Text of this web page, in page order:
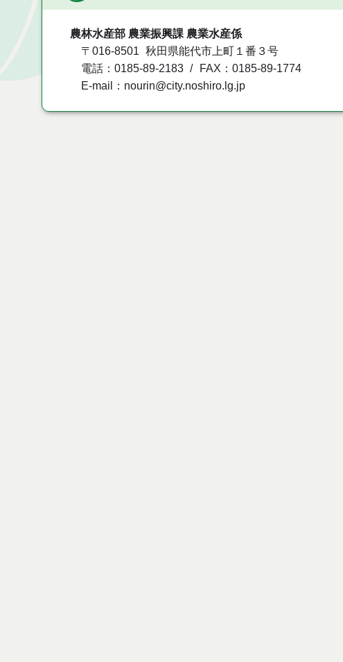
農林水産部 農業振興課 農業水産係
〒016-8501
秋田県能代市上町１番３号
電話：0185-89-2183
FAX：0185-89-1774
E-mail：nourin@city.noshiro.lg.jp